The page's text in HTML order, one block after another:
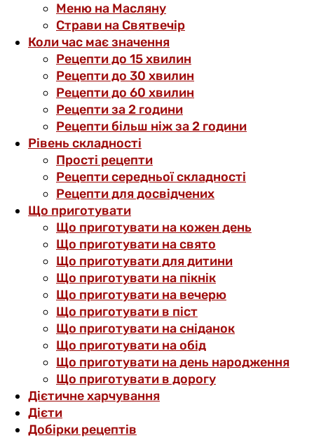
Меню на Масляну
Страви на Святвечір
Коли час має значення
Рецепти до 15 хвилин
Рецепти до 30 хвилин
Рецепти до 60 хвилин
Рецепти за 2 години
Рецепти більш ніж за 2 години
Рівень складності
Прості рецепти
Рецепти середньої складності
Рецепти для досвідчених
Що приготувати
Що приготувати на кожен день
Що приготувати на свято
Що приготувати для дитини
Що приготувати на пікнік
Що приготувати на вечерю
Що приготувати в піст
Що приготувати на сніданок
Що приготувати на обід
Що приготувати на день народження
Що приготувати в дорогу
Дієтичне харчування
Дієти
Добірки рецептів